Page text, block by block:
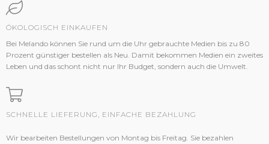
ÖKOLOGISCH EINKAUFEN
Bei Melando können Sie rund um die Uhr gebrauchte Medien bis zu 80
Prozent günstiger bestellen als Neu. Damit bekommen Medien ein zweites
Leben und das schont nicht nur Ihr Budget, sondern auch die Umwelt.
SCHNELLE LIEFERUNG, EINFACHE BEZAHLUNG
Wir bearbeiten Bestellungen von Montag bis Freitag. Sie bezahlen